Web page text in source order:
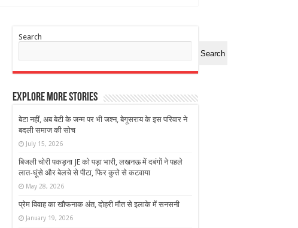
Search
Search
Explore More Stories
बेटा नहीं, अब बेटी के जन्म पर भी जश्न, बेगूसराय के इस परिवार ने
बदली समाज की सोच
July 15, 2026
बिजली चोरी पकड़ना JE को पड़ा भारी, लखनऊ में दबंगों ने पहले
लात-घूंसे और बेलचे से पीटा, फिर कुत्ते से कटवाया
May 28, 2026
प्रेम विवाह का खौफनाक अंत, दोहरी मौत से इलाके में सनसनी
January 19, 2026